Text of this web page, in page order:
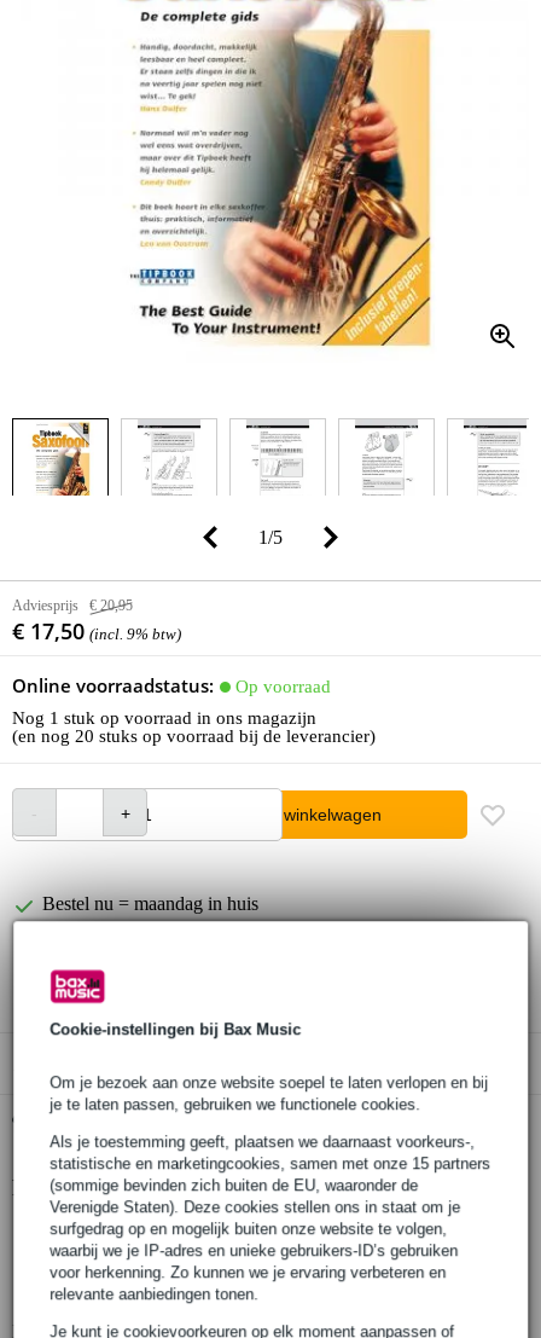
Cookie-instellingen bij Bax Music
Om je bezoek aan onze website soepel te laten verlopen en bij
je te laten passen, gebruiken we functionele cookies.
Als je toestemming geeft, plaatsen we daarnaast voorkeurs-,
statistische en marketingcookies, samen met onze 15 partners
(sommige bevinden zich buiten de EU, waaronder de
Verenigde Staten). Deze cookies stellen ons in staat om je
surfgedrag op en mogelijk buiten onze website te volgen,
waarbij we je IP-adres en unieke gebruikers-ID’s gebruiken
voor herkenning. Zo kunnen we je ervaring verbeteren en
relevante aanbiedingen tonen.
Je kunt je cookievoorkeuren op elk moment aanpassen of
1/5
Adviesprijs € 20,95
€ 17,50 (incl. 9% btw)
Online voorraadstatus:
Op voorraad
Nog 1 stuk op voorraad in ons magazijn
(en nog 20 stuks op voorraad bij de leverancier)
In winkelwagen
Bestel nu = maandag in huis
3 jaar Bax Music garantie
Gratis ophalen in de winkel
Productinformatie
Enige Nederlandstalige boek over het instrument
234 pagina’s
auteur: Hugo Pinksterboer
Bekijk alle productspecificaties